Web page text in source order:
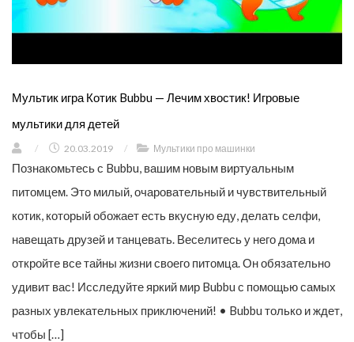
Мультик игра Котик Bubbu — Лечим хвостик! Игровые
мультики для детей
/ 20.03.2019 / Мультики про машинки
Познакомьтесь с Bubbu, вашим новым виртуальным
питомцем. Это милый, очаровательный и чувствительный
котик, который обожает есть вкусную еду, делать селфи,
навещать друзей и танцевать. Веселитесь у него дома и
откройте все тайны жизни своего питомца. Он обязательно
удивит вас! Исследуйте яркий мир Bubbu с помощью самых
разных увлекательных приключений! • Bubbu только и ждет,
чтобы […]